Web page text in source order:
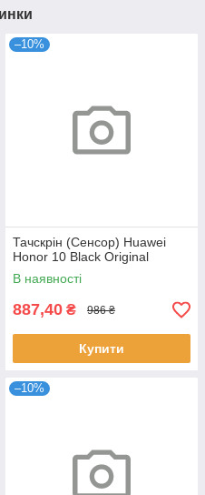
–10%
Тачскрін (Сенсор) Huawei
Honor 10 Black Original
В наявності
887,40 ₴ 986 ₴
Купити
–10%